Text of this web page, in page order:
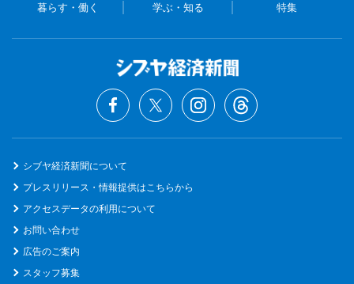
暮らす・働く 学ぶ・知る 特集
シブヤ経済新聞について
プレスリリース・情報提供はこちらから
アクセスデータの利用について
お問い合わせ
広告のご案内
スタッフ募集